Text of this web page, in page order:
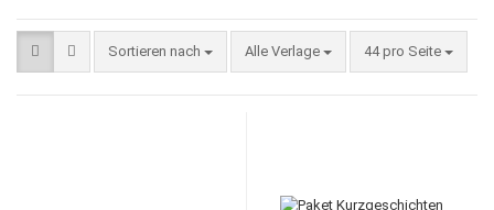
Sortieren nach Alle Verlage 44 pro Seite